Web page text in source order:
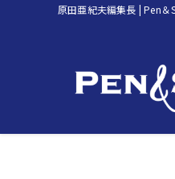
原田亜紀夫編集長 | Pen